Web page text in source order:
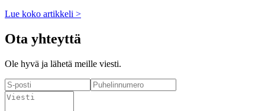
Lue koko artikkeli >
Ota yhteyttä
Ole hyvä ja lähetä meille viesti.